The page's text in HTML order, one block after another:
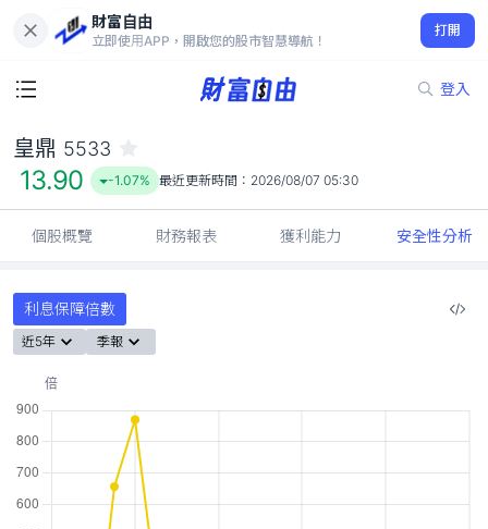
財富自由
立即使用APP，開啟您的股市智慧導航！
打開
登入
13.90
-1.07%
皇鼎 5533
13.90 -1.07% 最近更新時間： 2026/08/07 05:30
個股概覽 財務報表 獲利能力 安全性分析
利息保障倍數
近5年 季報